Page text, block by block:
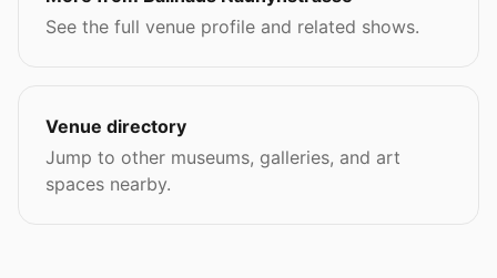
See the full venue profile and related shows.
Venue directory
Jump to other museums, galleries, and art
spaces nearby.